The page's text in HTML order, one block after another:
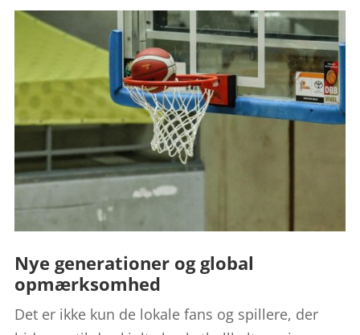
Nye generationer og global
opmærksomhed
Det er ikke kun de lokale fans og spillere, der